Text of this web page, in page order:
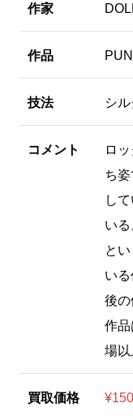
作家
作品
技法 シ
コメント
ロ
ち
し
い
と
い
後
作
場以
買取価格